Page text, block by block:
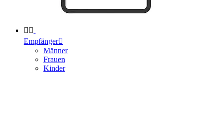
 
Empfänger
Männer
Frauen
Kinder